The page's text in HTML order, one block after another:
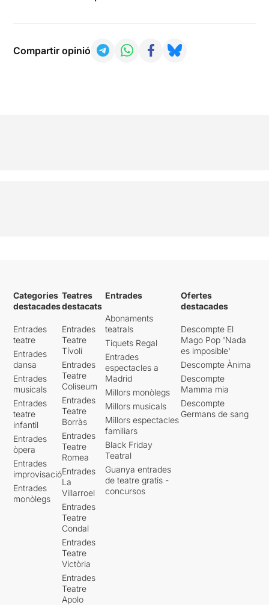
Compartir opinió
Categories
destacades
Entrades
teatre
Entrades
dansa
Entrades
musicals
Entrades
teatre
infantil
Entrades
òpera
Entrades
improvisació
Entrades
monòlegs
Teatres
destacats
Entrades
Teatre
Tívoli
Entrades
Teatre
Coliseum
Entrades
Teatre
Borràs
Entrades
Teatre
Romea
Entrades
La
Villarroel
Entrades
Teatre
Condal
Entrades
Teatre
Victòria
Entrades
Teatre
Apolo
Entrades
Abonaments
teatrals
Tiquets Regal
Entrades
espectacles a
Madrid
Millors monòlegs
Millors musicals
Millors espectacles
familiars
Black Friday
Teatral
Guanya entrades
de teatre gratis -
concursos
Ofertes
destacades
Descompte El
Mago Pop 'Nada
es imposible'
Descompte Ànima
Descompte
Mamma mia
Descompte
Germans de sang